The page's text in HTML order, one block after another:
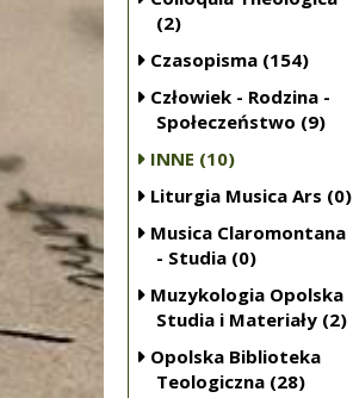
(2)
Czasopisma (154)
Człowiek - Rodzina -
Społeczeństwo (9)
INNE (10)
Liturgia Musica Ars (0)
Musica Claromontana
- Studia (0)
Muzykologia Opolska
Studia i Materiały (2)
Opolska Biblioteka
Teologiczna (28)